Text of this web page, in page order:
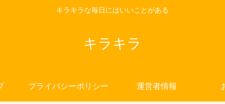
キラキラな毎日にはいいことがある
キラキラ
プライバシーポリシー 運営者情報